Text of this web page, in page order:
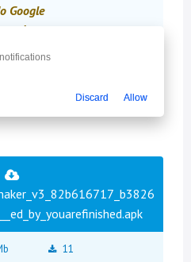
Google
11
Discard Allow